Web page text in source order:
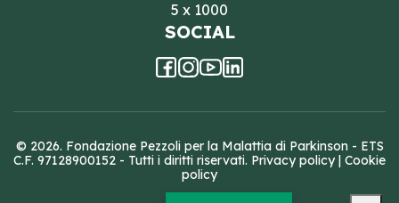
5 x 1000
SOCIAL
© 2026. Fondazione Pezzoli per la Malattia di Parkinson - ETS
C.F. 97128900152 - Tutti i diritti riservati. Privacy policy| Cookie
policy